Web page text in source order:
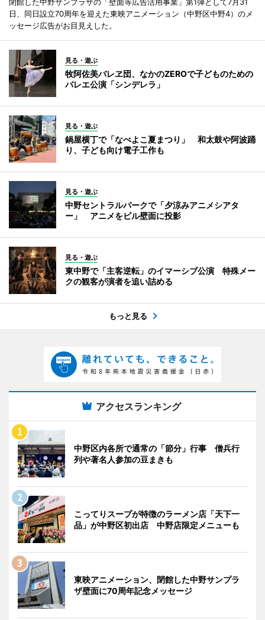
日、同日設立70周年を迎えた東映アニメーション（中野区中野4）のメ
ッセージ広告がお目見えした。
見る・遊ぶ
牧阿佐美バレヱ団、なかのZEROで子どものための
バレエ公演「シンデレラ」
見る・遊ぶ
鍋屋横丁で「なべよこ夏まつり」 和太鼓や阿波踊
り、子ども向け電子工作も
見る・遊ぶ
中野セントラルパークで「夕涼みアニメシアタ
ー」 アニメをビル壁面に投影
見る・遊ぶ
東中野で「主客逆転」のイマーシブ公演 特殊メー
クの観客が演者を追い詰める
もっと見る
アクセスランキング
中野区内各所で通常の「節分」行事 僧兵行
列や著名人参加の豆まきも
こってりスープが特徴のラーメン店「天下一
品」が中野区初出店 中野店限定メニューも
東映アニメーション、閉館した中野サンプラ
ザ壁面に70周年記念メッセージ